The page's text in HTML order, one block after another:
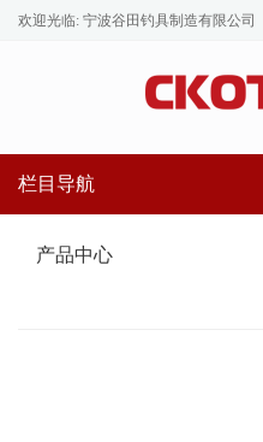
欢迎光临: 宁波谷田钓具制造有限公司
栏目导航
产品中心